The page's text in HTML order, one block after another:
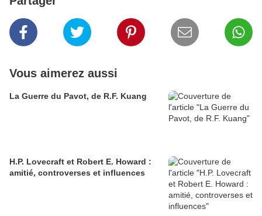
Vous aimerez aussi
La Guerre du Pavot, de R.F. Kuang
H.P. Lovecraft et Robert E. Howard :
amitié, controverses et influences